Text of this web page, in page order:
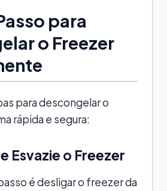
para
o Freezer
para descongelar o
rápida e segura:
Esvazie o Freezer
é desligar o freezer da